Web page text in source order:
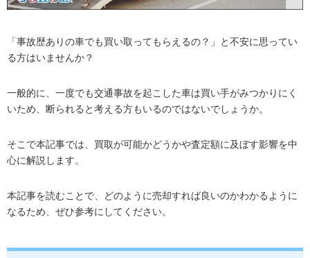
「事故歴ありの車でも買い取ってもらえるの？」と不安に思ってい
る方はいませんか？
一般的に、一度でも交通事故を起こした車は買い手がみつかりにく
いため、断られると考える方もいるのではないでしょうか。
そこで本記事では、買取が可能かどうかや査定額に及ぼす影響を中
心に解説します。
本記事を読むことで、どのように売却すれば良いのかわかるように
なるため、ぜひ参考にしてください。